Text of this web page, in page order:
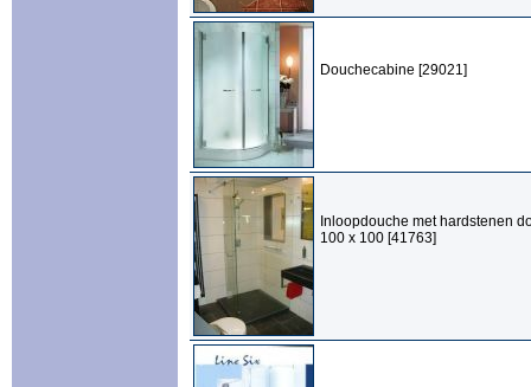
Douchecabine [29021]
Inloopdouche met hardstenen
100 x 100 [41763]